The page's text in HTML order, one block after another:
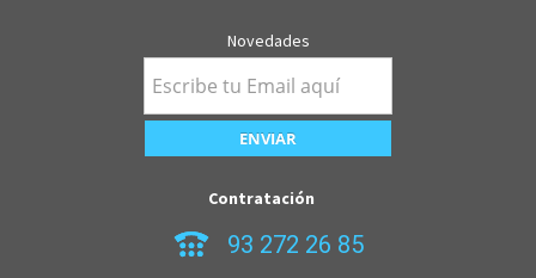
Novedades
Contratación
93 272 26 85